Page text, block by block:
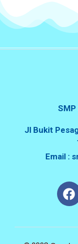
SMP
Jl Bukit
Email :